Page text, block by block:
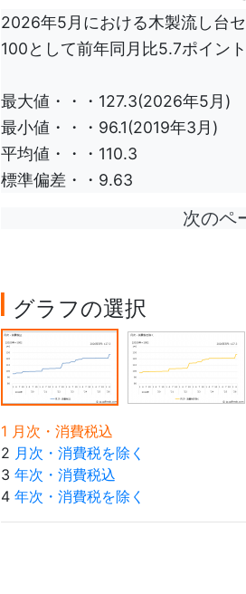
2026年5月における木製流し台
100として前年同月比5.7ポイン
最大値・・・127.3(2026年5月)
最小値・・・96.1(2019年3月)
平均値・・・110.3
標準偏差・・9.63
次のペ
グラフの選択
1 月次・消費税込
2 月次・消費税を除く
3 年次・消費税込
4 年次・消費税を除く